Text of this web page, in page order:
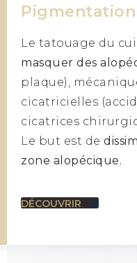
Le tatouage du
masquer des
plaque),
cicatricielles
cicatrices
Le but est de
zone alopécique.
DÉCOUVRIR